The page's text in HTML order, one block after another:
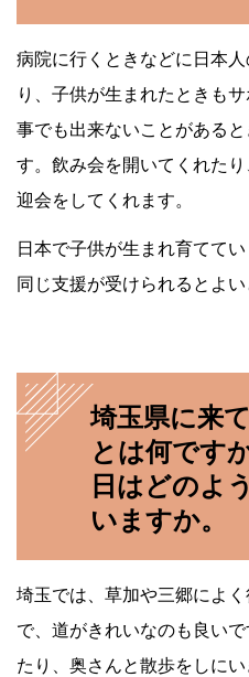
病院に行くときなどに日本
り、子供が生まれたときも
事でも出来ないことがある
す。飲み会を開いてくれた
迎会をしてくれます。
日本で子供が生まれ育てて
同じ支援が受けられるとよい
埼玉県に来
とは何です
日はどのよ
いますか。
埼玉では、草加や三郷によ
で、道がきれいなのも良い
たり、奥さんと散歩をしに